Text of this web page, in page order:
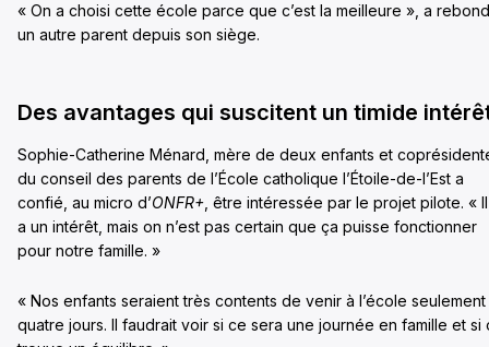
« On a choisi cette école parce que c’est la meilleure », a
un autre parent depuis son siège.
Des avantages qui suscitent un timide
Sophie-Catherine Ménard, mère de deux enfants et
du conseil des parents de l’École catholique l’Étoile-de-l’Est a
confié, au micro d’ONFR+ , être intéressée par le projet pilote. «
a un intérêt, mais on n’est pas certain que ça puisse fonctionner
pour notre famille. »
« Nos enfants seraient très contents de venir à l’école seulement
quatre jours. Il faudrait voir si ce sera une journée en famille et si